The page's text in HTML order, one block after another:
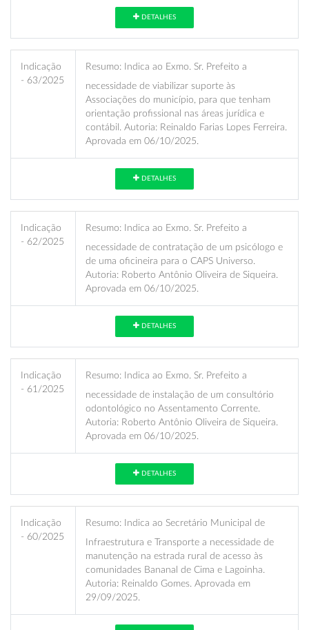
DETALHES
Indicação
- 63/2025
Resumo: Indica ao Exmo. Sr. Prefeito a
necessidade de viabilizar suporte às
Associações do município, para que tenham
orientação profissional nas áreas jurídica e
contábil. Autoria: Reinaldo Farias Lopes Ferreira.
Aprovada em 06/10/2025.
DETALHES
Indicação
- 62/2025
Resumo: Indica ao Exmo. Sr. Prefeito a
necessidade de contratação de um psicólogo e
de uma oficineira para o CAPS Universo.
Autoria: Roberto Antônio Oliveira de Siqueira.
Aprovada em 06/10/2025.
DETALHES
Indicação
- 61/2025
Resumo: Indica ao Exmo. Sr. Prefeito a
necessidade de instalação de um consultório
odontológico no Assentamento Corrente.
Autoria: Roberto Antônio Oliveira de Siqueira.
Aprovada em 06/10/2025.
DETALHES
Indicação
- 60/2025
Resumo: Indica ao Secretário Municipal de
Infraestrutura e Transporte a necessidade de
manutenção na estrada rural de acesso às
comunidades Bananal de Cima e Lagoinha.
Autoria: Reinaldo Gomes. Aprovada em
29/09/2025.